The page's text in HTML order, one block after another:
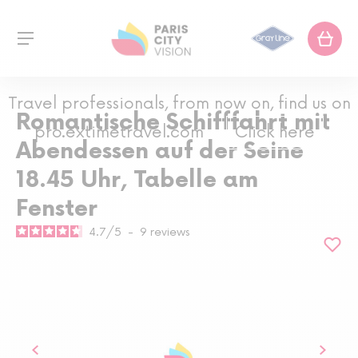
Travel professionals, from now on, find us on
pro.extimetravel.com
Click here
Romantische Schifffahrt mit
Abendessen auf der Seine
18.45 Uhr, Tabelle am
Fenster
4.7/5 - 9 reviews